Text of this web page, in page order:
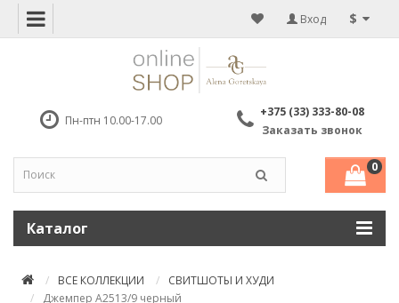
$
Вход
Пн-птн 10.00-17.00
+375 (33) 333-80-08
Заказать звонок
0
Каталог
ВСЕ КОЛЛЕКЦИИ
СВИТШОТЫ И ХУДИ
Джемпер А2513/9 черный